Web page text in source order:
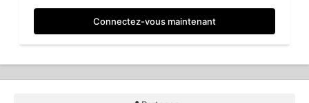
Connectez-vous maintenant